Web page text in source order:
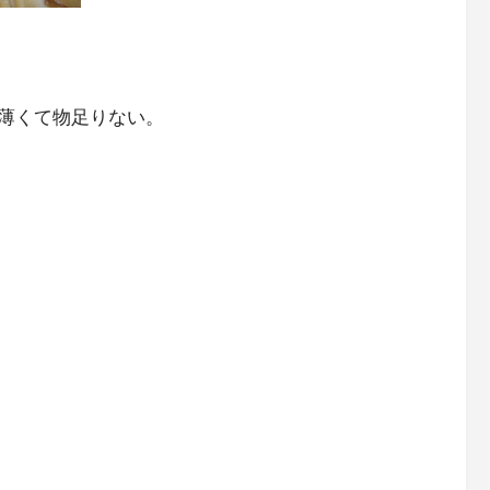
くて物足りない。